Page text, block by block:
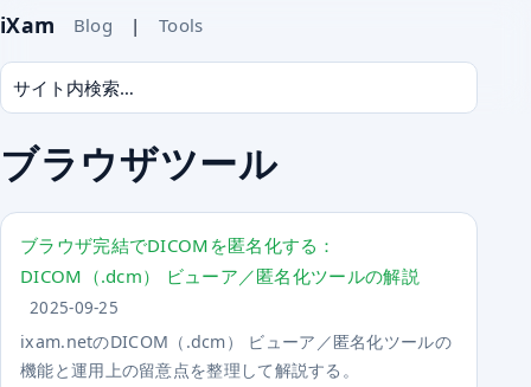
iXam Blog | Tools
ブラウザツール
ブラウザ完結でDICOMを匿名化する：
DICOM（.dcm） ビューア／匿名化ツールの解説
2025-09-25
ixam.netのDICOM（.dcm） ビューア／匿名化ツールの
機能と運用上の留意点を整理して解説する。